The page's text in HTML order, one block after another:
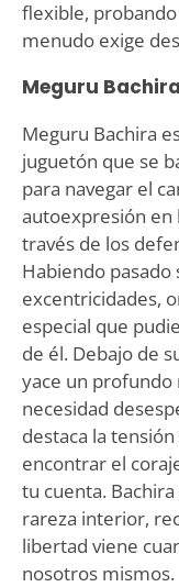
flexible,
menudo exige
Meguru Bachira
Meguru Bachira
juguetón que se
para navegar el
autoexpresión en
través de los
Habiendo pasado
excentricidades,
especial que
de él. Debajo de
yace un profundo
necesidad
destaca la
encontrar el
tu cuenta.
rareza interior,
libertad viene
nosotros mismos.